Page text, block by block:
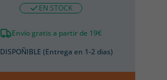
EN STOCK
Envío gratis a partir de 19€
DISPOÑIBLE (Entrega en 1-2 dias)